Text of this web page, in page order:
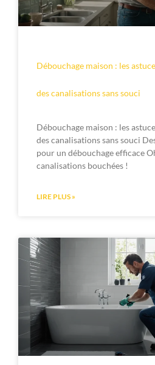
Débouchage maison : les
des canalisations sans souci
Débouchage maison : les
des canalisations sans souci
pour un débouchage efficace
canalisations bouchées !
LIRE PLUS »